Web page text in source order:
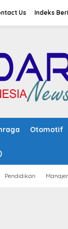
Us Indeks
Otomotif
Pendidikan